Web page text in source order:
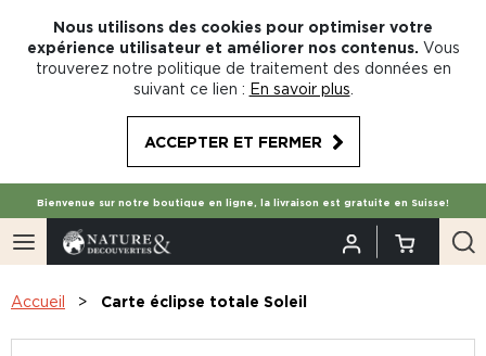
Nous utilisons des cookies pour optimiser votre
expérience utilisateur et améliorer nos contenus. Vous
trouverez notre politique de traitement des données en
suivant ce lien : En savoir plus
ACCEPTER ET FERMER
Bienvenue sur notre boutique en ligne, la livraison est gratuite en Suisse!
Accueil Carte éclipse totale Soleil